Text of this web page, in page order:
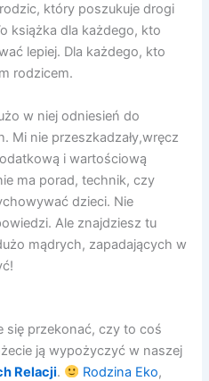
który poszukuje drogi
książka dla każdego, kto
lepiej. Dla każdego, kto
rodzicem.
w niej odniesień do
Mi nie przeszkadzały,wręcz
i wartościową
ma porad, technik, czy
dzieci. Nie
Ale znajdziesz tu
mądrych, zapadających w
się przekonać, czy to coś
ją wypożyczyć w naszej
Relacji. Rodzina Eko,